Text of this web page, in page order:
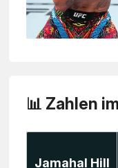
📊 Zahlen
Jamahal Hill